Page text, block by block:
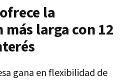
la
larga con 12
gana en flexibilidad de